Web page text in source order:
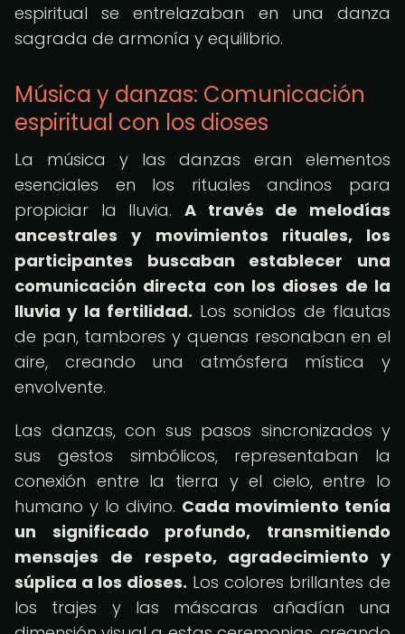
espiritual se entrelazaban en una danza
sagrada de armonía y equilibrio.
Música y danzas: Comunicación
espiritual con los dioses
La música y las danzas eran elementos
esenciales en los rituales andinos para
propiciar la lluvia. A través de melodías
ancestrales y movimientos rituales, los
participantes buscaban establecer una
comunicación directa con los dioses de la
lluvia y la fertilidad. Los sonidos de flautas
de pan, tambores y quenas resonaban en el
aire, creando una atmósfera mística y
envolvente.
Las danzas, con sus pasos sincronizados y
sus gestos simbólicos, representaban la
conexión entre la tierra y el cielo, entre lo
humano y lo divino. Cada movimiento tenía
un significado profundo, transmitiendo
mensajes de respeto, agradecimiento y
súplica a los dioses. Los colores brillantes de
los trajes y las máscaras añadían una